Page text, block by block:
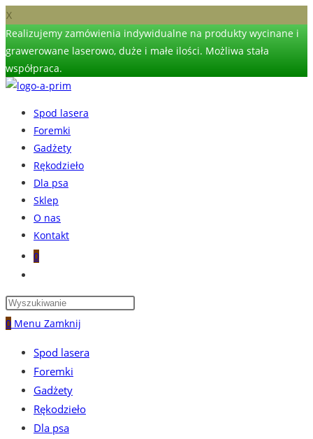
X
Realizujemy zamówienia indywidualne na produkty wycinane i
grawerowane laserowo, duże i małe ilości. Możliwa stała
współpraca.
Skip
content
Spod lasera
Foremki
Gadżety
Rękodzieło
Dla psa
Sklep
O nas
Kontakt
0
search
0 Menu Zamknij
Spod lasera
Foremki
Gadżety
Rękodzieło
Dla psa